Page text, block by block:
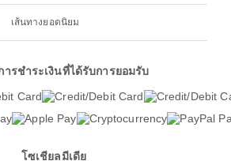
เส้นทางยอดนิยม
ารชำระเงินที่ได้รับการยอมรับ
โซเชียลมีเดีย